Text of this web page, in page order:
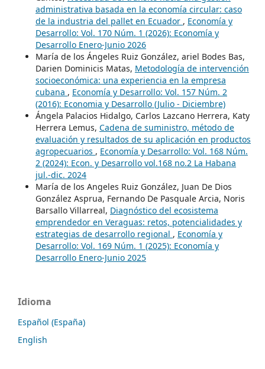
administrativa basada en la economía circular: caso
de la industria del pallet en Ecuador , Economía y
Desarrollo: Vol. 170 Núm. 1 (2026): Economía y
Desarrollo Enero-Junio 2026
María de los Ángeles Ruiz González, ariel Bodes Bas,
Darien Dominicis Matas, Metodología de intervención
socioeconómica: una experiencia en la empresa
cubana , Economía y Desarrollo: Vol. 157 Núm. 2
(2016): Economia y Desarrollo (Julio - Diciembre)
Ángela Palacios Hidalgo, Carlos Lazcano Herrera, Katy
Herrera Lemus, Cadena de suministro, método de
evaluación y resultados de su aplicación en productos
agropecuarios , Economía y Desarrollo: Vol. 168 Núm.
2 (2024): Econ. y Desarrollo vol.168 no.2 La Habana
jul.-dic. 2024
María de los Angeles Ruiz González, Juan De Dios
González Asprua, Fernando De Pasquale Arcia, Noris
Barsallo Villarreal, Diagnóstico del ecosistema
emprendedor en Veraguas: retos, potencialidades y
estrategias de desarrollo regional , Economía y
Desarrollo: Vol. 169 Núm. 1 (2025): Economía y
Desarrollo Enero-Junio 2025
Idioma
Español (España)
English